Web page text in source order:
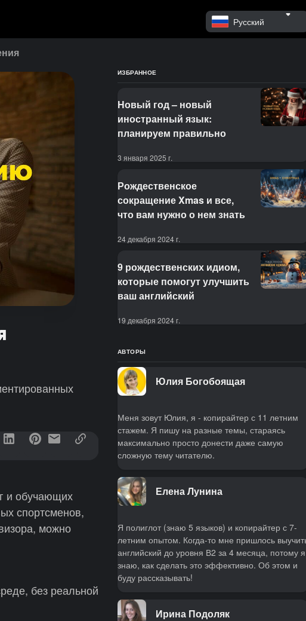
Русский
и обучающих
спортсменов,
можно
без реальной
ИЗБРАННОЕ
Новый год – новый
иностранный язык:
планируем правильно
3 января 2025 г.
Рождественское
сокращение Xmas и все,
что вам нужно о нем знать
24 декабря 2024 г.
9 рождественских идиом,
которые помогут улучшить
ваш английский
19 декабря 2024 г.
АВТОРЫ
Юлия Богобоящая
Меня зовут Юлия, я - копирайтер с 11 летним
стажем. Я пишу на разные темы, стараясь
максимально просто донести даже самую
сложную тему читателю.
Елена Лунина
Я полиглот (знаю 5 языков) и копирайтер с 7-
летним опытом. Когда-то мне пришлось
английский до уровня В2 за 4 месяца, потому я
знаю, как сделать это эффективно. Об этом и
буду рассказывать!
Ирина Подоляк